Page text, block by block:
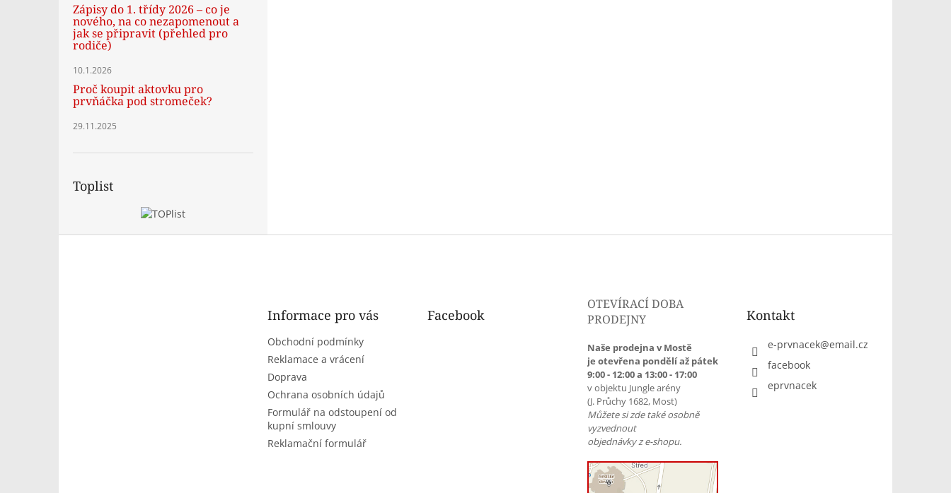
Zápisy do 1. třídy 2026 – co je
nového, na co nezapomenout a
jak se připravit (přehled pro
rodiče)
10.1.2026
Proč koupit aktovku pro
prvňáčka pod stromeček?
29.11.2025
Toplist
Informace pro vás
Obchodní podmínky
Reklamace a vrácení
Doprava
Ochrana osobních údajů
Formulář na odstoupení od
kupní smlouvy
Reklamační formulář
Facebook
OTEVÍRACÍ DOBA
PRODEJNY
Naše prodejna v Mostě
je otevřena pondělí až pátek
9:00 - 12:00 a 13:00 - 17:00
v objektu Jungle arény
(J. Průchy 1682, Most)
Můžete si zde také osobně
vyzvednout
objednávky z e-shopu.
Kontakt
e-prvnacek@email.cz
facebook
eprvnacek